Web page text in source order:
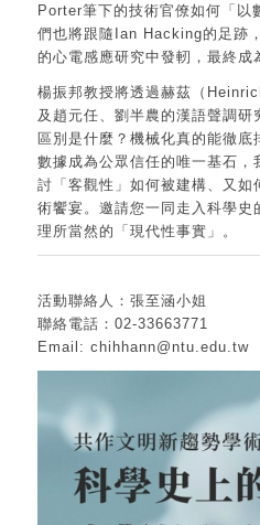
Porter筆下的技術官僚如何「以
們也將跟隨 Ian Hacking的足跡
的心電感應研究中發軔，最終成
楊振邦教授將透過赫茲（
及趙元任、劉半農的漢語聲調
區別是什麼？機械化真的能徹
數據成為公眾信任的唯一基石，
討「客觀性」如何被建構、又
術饗宴。邀請您一同走入科學史
理所當然的「現代性事實」。
活動聯絡人：張至涵小姐
聯絡電話：02-33663771
Email: chihhann@ntu.edu.tw